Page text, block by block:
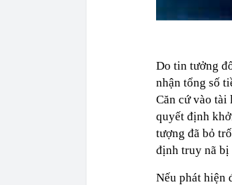
Do tin tưởng
nhận tổng số
Căn cứ vào tài
quyết định
tượng đã bỏ
định truy nã
Nếu phát hiện